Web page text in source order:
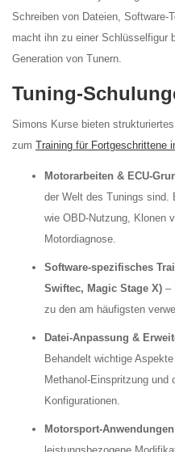
Schreiben von Dateien, Software-
macht ihn zu einer Schlüsselfigur
Generation von Tunern.
Tuning-
Simons Kurse bieten
zum Training für Fortgeschrittene
Motorarbeiten & ECU-
der Welt des Tunings sind.
wie OBD-Nutzung, Klonen
Motordiagnose.
Software-spezifisches
Swiftec, Magic Stage X) –
zu den am häufigsten
Datei-Anpassung &
Behandelt wichtige
Methanol-Einspritzung und
Konfigurationen.
Motorsport-Anwendungen
leistungsbezogene